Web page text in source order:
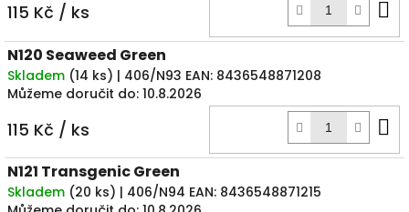
115 Kč / ks
N120 Seaweed Green
Skladem (14 ks) | 406/N93 EAN: 8436548871208
Můžeme doručit do: 10.8.2026
115 Kč / ks
N121 Transgenic Green
Skladem (20 ks) | 406/N94 EAN: 8436548871215